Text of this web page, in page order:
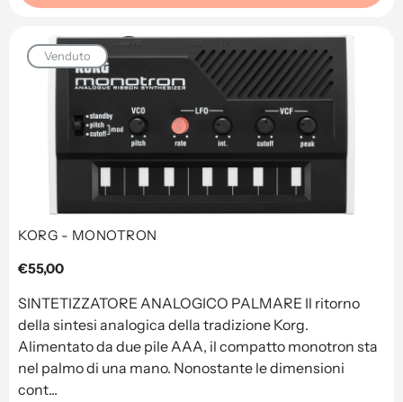
Venduto
KORG - MONOTRON
Prezzo
€55,00
SINTETIZZATORE ANALOGICO PALMARE Il ritorno
della sintesi analogica della tradizione Korg.
Alimentato da due pile AAA, il compatto monotron sta
nel palmo di una mano. Nonostante le dimensioni
cont...